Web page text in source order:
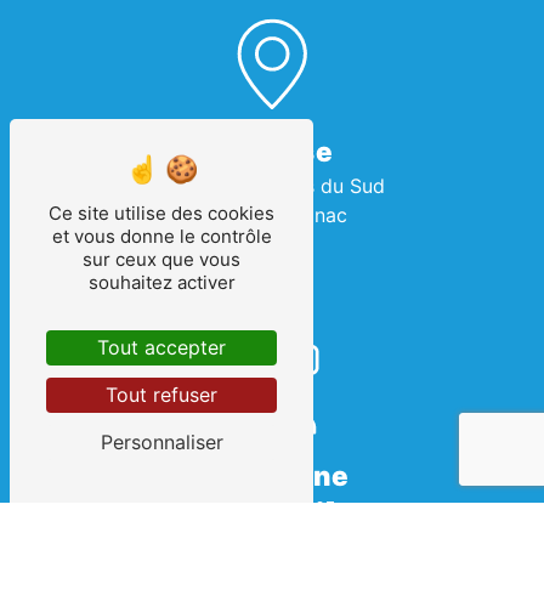
Adresse
2 Rue des Terres du Sud
34990 Juvignac
Téléphone
04 67 69 08 07
Ce site utilise des cookies
et vous donne le contrôle
sur ceux que vous
souhaitez activer
Tout accepter
Tout refuser
Personnaliser